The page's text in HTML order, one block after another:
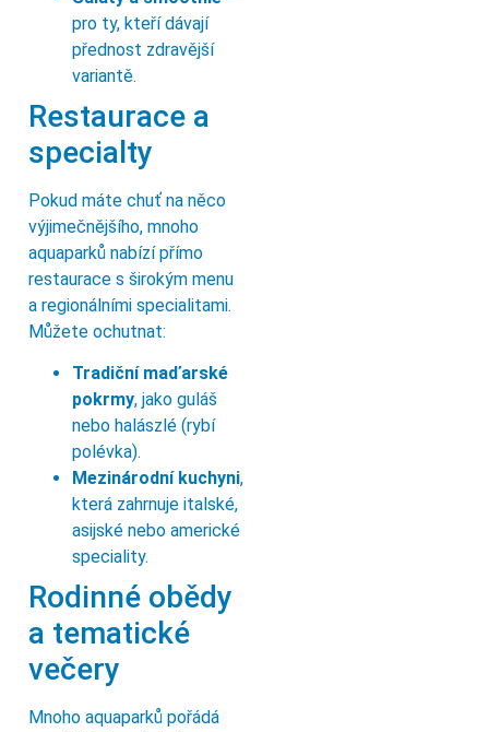
pro ty, kteří dávají
přednost zdravější
variantě.
Restaurace a
specialty
Pokud máte chuť na něco
výjimečnějšího, mnoho
aquaparků nabízí přímo
restaurace s širokým menu
a regionálními specialitami.
Můžete ochutnat:
Tradiční maďarské
pokrmy, jako guláš
nebo halászlé (rybí
polévka).
Mezinárodní kuchyni,
která zahrnuje italské,
asijské nebo americké
speciality.
Rodinné obědy
a tematické
večery
Mnoho aquaparků pořádá